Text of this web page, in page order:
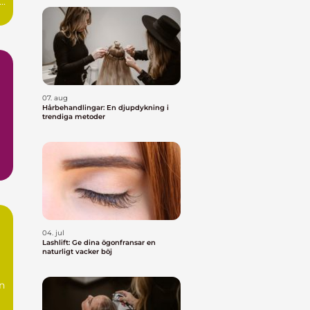
07. aug
Hårbehandlingar: En djupdykning i
trendiga metoder
04. jul
Lashlift: Ge dina ögonfransar en
naturligt vacker böj